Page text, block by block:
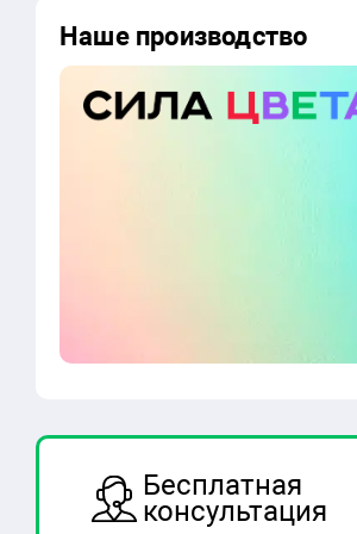
Наше производство
Бесплатная
консультация